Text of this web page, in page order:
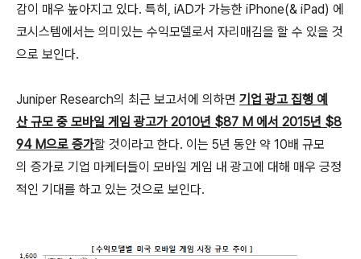
감이 매우 높아지고 있다. 특히, iAD가 가능한 iPhone(& iPad) 에
코시스템에서는 의미있는 수익모델로서 자리매김을 할 수 있을 것
으로 보인다.
Juniper Research의 최근 보고서에 의하면 기업 광고 집행 예
산 규모 중 모바일 게임 광고가 2010년 $87 M 에서 2015년 $8
94 M으로 증가할 것이라고 한다. 이는 5년 동안 약 10배 규모
의 증가로 기업 마케터들이 모바일 게임 내 광고에 대해 매우 긍정
적인 기대를 하고 있는 것으로 보인다.